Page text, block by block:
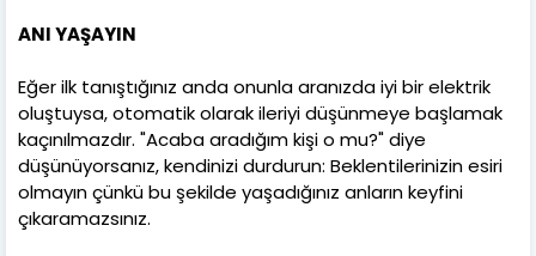
ANI YAŞAYIN
Eğer ilk tanıştığınız anda onunla aranızda iyi bir elektrik
oluştuysa, otomatik olarak ileriyi düşünmeye başlamak
kaçınılmazdır. "Acaba aradığım kişi o mu?" diye
düşünüyorsanız, kendinizi durdurun: Beklentilerinizin esiri
olmayın çünkü bu şekilde yaşadığınız anların keyfini
çıkaramazsınız.